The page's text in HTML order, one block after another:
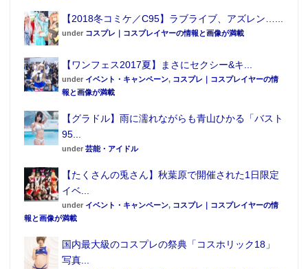
【2018冬コミケ／C95】ラブライブ、アズレン…...
under コスプレ｜コスプレイヤーの情報と画像が満載
【ワンフェス2017夏】まさにセクシー&キ...
under イベント・キャンペーン, コスプレ｜コスプレイヤーの情
報と画像が満載
【グラドル】雨に濡れながらも青山ひかる「バスト
95...
under 芸能・アイドル
【たくさんの兎さん】秋葉原で開催された1日限定
イベ...
under イベント・キャンペーン, コスプレ｜コスプレイヤーの情
報と画像が満載
国内最大級のコスプレの祭典「コスホリック18」
写真...